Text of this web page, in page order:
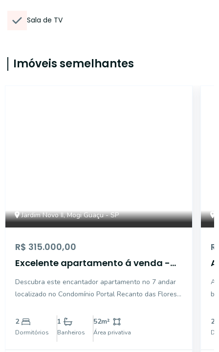
Sala de TV
Imóveis semelhantes
Jardim Novo II, Mogi Guaçu - SP
R$ 315.000,00
Excelente apartamento á venda -
Guaçu/SP.
Descubra este encantador apartamento no 7 andar
localizado no Condomínio Portal Recanto das Flores,
total de 52 m². O imóvel conta com 2 dormitórios,
sendo 1 suíte, o outro quarto com guarda roupas de
2
Dormitórios
1
Banheiros
52m²
Área privativa
2